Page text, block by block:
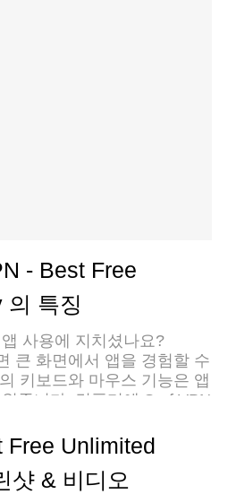
- Best Free
의 특징
사용에 지치셨나요?
큰 화면에서 앱을 경험할 수
키보드와 마우스 기능은 앱
줍니다. 컴퓨터에 Surf VPN
과열 걱정 없이 좋아하는
MEmu Play를 사용하면 컴
할 수 있으며, 언제나 고품
Free Unlimited
샷 & 비디오